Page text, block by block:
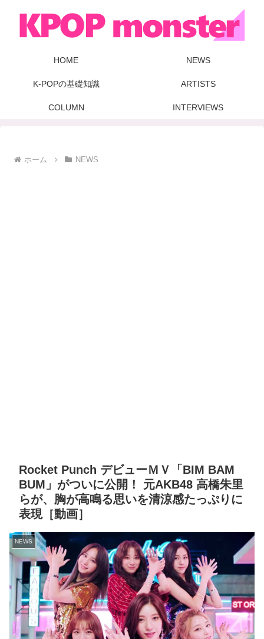
HOME NEWS
K-POPの基礎知識 ARTISTS
COLUMN INTERVIEWS
ホーム NEWS
Rocket Punch デビューＭＶ「BIM BAM
BUM」がついに公開！ 元AKB48 高橋朱里
らが、胸が高鳴る思いを清涼感たっぷりに
表現［動画］
NEWS